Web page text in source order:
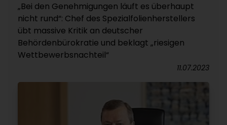
„Bei den Genehmigungen läuft es überhaupt
nicht rund“: Chef des Spezialfolienherstellers
übt massive Kritik an deutscher
Behördenbürokratie und beklagt „riesigen
Wettbewerbsnachteil“
11.07.2023